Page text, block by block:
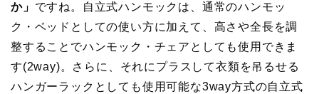
か」 ですね。自立式ハンモックは、通常のハンモッ
ク・ベッドとしての使い方に加えて、高さや全長を調
整することでハンモック・チェアとしても使用できま
す(2way)。さらに、それにプラスして衣類を吊るせる
ハンガーラックとしても使用可能な3way方式の自立式